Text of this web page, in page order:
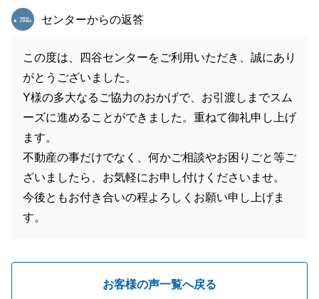
東急リバブル
センターからの返答
この度は、四谷センターをご利用いただき、誠にあり
がとうございました。
Y様の多大なるご協力のおかげで、お引渡しまでスム
ーズに進めることができました。重ねて御礼申し上げ
ます。
不動産の事だけでなく、何かご相談やお困りごと等ご
ざいましたら、お気軽にお申し付けくださいませ。
今後ともお付き合いの程よろしくお願い申し上げま
す。
お客様の声一覧へ戻る